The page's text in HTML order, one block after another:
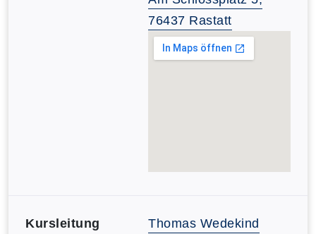
76437 Rastatt
Kursleitung Thomas Wedekind